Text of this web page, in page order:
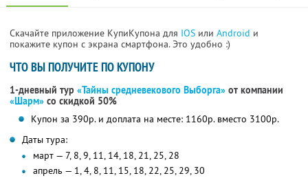
Скачайте приложение КупиКупона для IOS или Android и
покажите купон с экрана смартфона. Это удобно :)
ЧТО ВЫ ПОЛУЧИТЕ ПО КУПОНУ
1-дневный тур «Тайны средневекового Выборга» от компании
«Шарм» со скидкой 50%
Купон за 390р. и доплата на месте: 1160р. вместо 3100р.
Даты тура:
март — 7, 8, 9, 11, 14, 18, 21, 25, 28
апрель — 1, 4, 8, 11, 15, 18, 22, 25, 29, 30